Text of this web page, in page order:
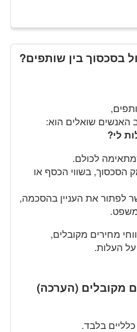
בסכסוך בין שותפים?
האנשים שואלים הוא:
לי?
לכולם.
הסכסוך, בשווי הכסף או
לפתור את העניין בהסכמה,
משפט.
מחירים מקובלים,
העלות.
מקובלים (הערכה)
בלבד.